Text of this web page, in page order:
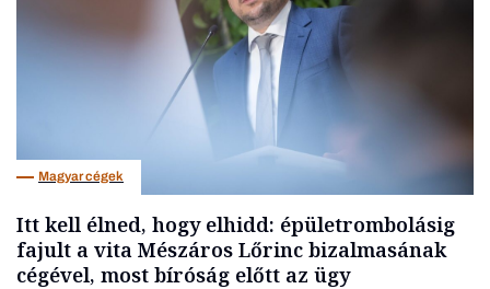
Magyar cégek
Itt kell élned, hogy elhidd: épületrombolásig
fajult a vita Mészáros Lőrinc bizalmasának
cégével, most bíróság előtt az ügy